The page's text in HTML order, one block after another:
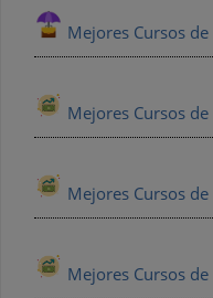
Mejores Cursos de
Mejores Cursos de
Mejores Cursos de
Mejores Cursos de